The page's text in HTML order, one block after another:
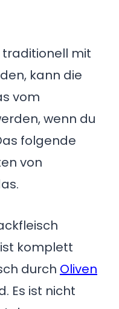
mit
kann die
vom
wenn du
folgende
von
komplett
durch Oliven
Es ist nicht